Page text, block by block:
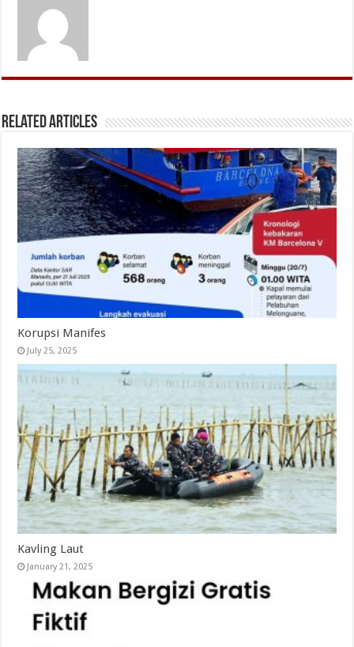
Related Articles
Korupsi Manifes
July 25, 2025
Kavling Laut
January 21, 2025